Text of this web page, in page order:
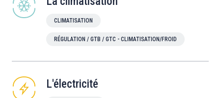
CLIMATISATION
RÉGULATION / GTB / GTC - CLIMATISATION/FROID
L'électricité